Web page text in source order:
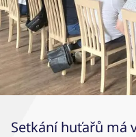
Setkání huťařů má